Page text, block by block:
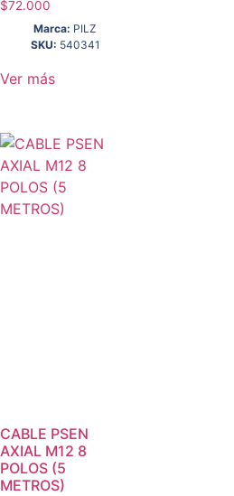
$72.000
Marca: PILZ
SKU: 540341
Ver más
CABLE PSEN
AXIAL M12 8
POLOS (5
METROS)